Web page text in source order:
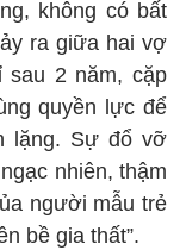
không có bất
ra giữa hai vợ
sau 2 năm, cặp
quyền lực để
lặng. Sự đổ vỡ
nhiên, thậm
người mẫu trẻ
bề gia thất”.